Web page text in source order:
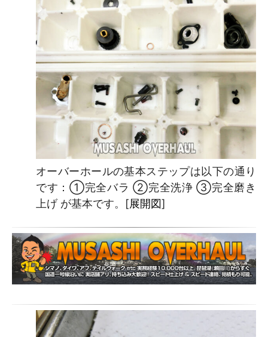
オーバーホールの基本ステップは以下の通り
です：①完全バラ ②完全洗浄 ③完全磨き
上げ が基本です。[展開図]